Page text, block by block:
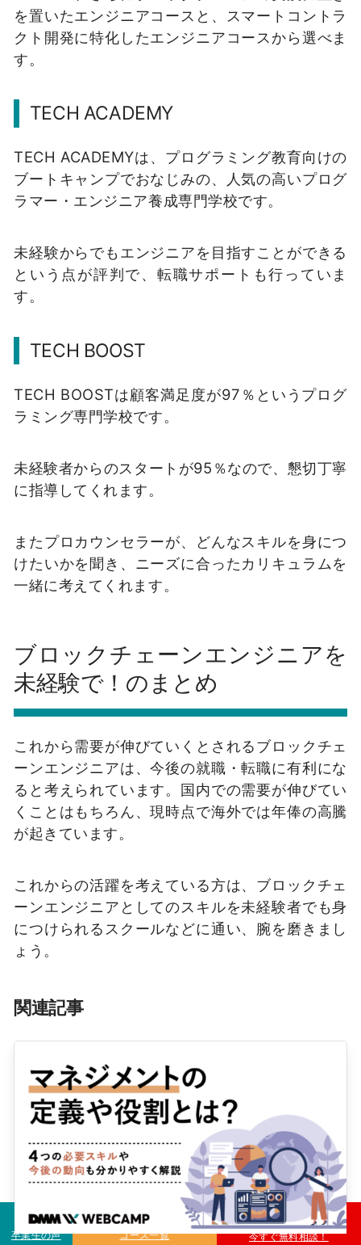
を置いたエンジニアコースと、スマートコントラ
クト開発に特化したエンジニアコースから選べま
す。
TECH ACADEMY
TECH ACADEMYは、プログラミング教育向けの
ブートキャンプでおなじみの、人気の高いプログ
ラマー・エンジニア養成専門学校です。
未経験からでもエンジニアを目指すことができる
という点が評判で、転職サポートも行っていま
す。
TECH BOOST
TECH BOOSTは顧客満足度が97％というプログ
ラミング専門学校です。
未経験者からのスタートが95％なので、懇切丁寧
に指導してくれます。
またプロカウンセラーが、どんなスキルを身につ
けたいかを聞き、ニーズに合ったカリキュラムを
一緒に考えてくれます。
ブロックチェーンエンジニアを
未経験で！のまとめ
これから需要が伸びていくとされるブロックチェ
ーンエンジニアは、今後の就職・転職に有利にな
ると考えられています。 国内での需要が伸びてい
くことはもちろん、現時点で海外では年俸の高騰
が起きています。
これからの活躍を考えている方は、ブロックチェ
ーンエンジニアとしてのスキルを未経験者でも身
につけられるスクールなどに通い、腕を磨きまし
ょう。
卒業生の声 コース一覧 今すぐ無料相談！
関連記事